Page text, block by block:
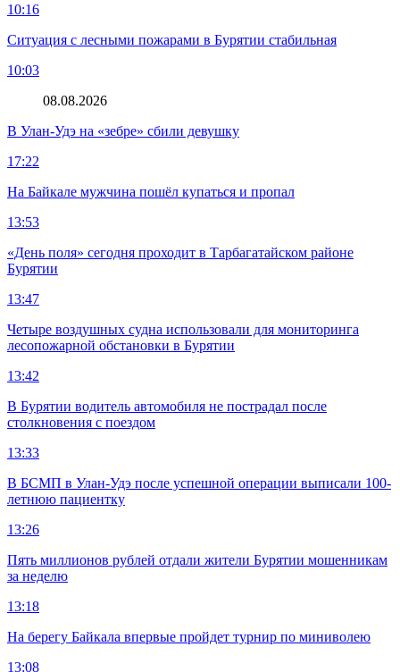
10:16
Ситуация с лесными пожарами в Бурятии стабильная
10:03
08.08.2026
В Улан-Удэ на «зебре» сбили девушку
17:22
На Байкале мужчина пошёл купаться и пропал
13:53
«День поля» сегодня проходит в Тарбагатайском районе
Бурятии
13:47
Четыре воздушных судна использовали для мониторинга
лесопожарной обстановки в Бурятии
13:42
В Бурятии водитель автомобиля не пострадал после
столкновения с поездом
13:33
В БСМП в Улан-Удэ после успешной операции выписали 100-
летнюю пациентку
13:26
Пять миллионов рублей отдали жители Бурятии мошенникам
за неделю
13:18
На берегу Байкала впервые пройдет турнир по миниволею
13:08